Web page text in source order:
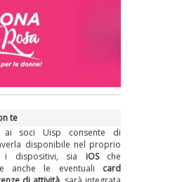
te
ai soci Uisp consente di
disponibile nel proprio
i dispositivi, sia iOSche
anche le eventuali card